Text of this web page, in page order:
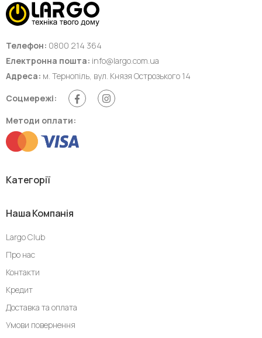
Телефон: 0800 214 364
Електронна пошта: info@largo.com.ua
Адреса: м. Тернопіль, вул. Князя Острозького 14
Соцмережі:
Методи оплати:
Категорії
Наша Компанія
Largo Club
Про нас
Контакти
Кредит
Доставка та оплата
Умови повернення